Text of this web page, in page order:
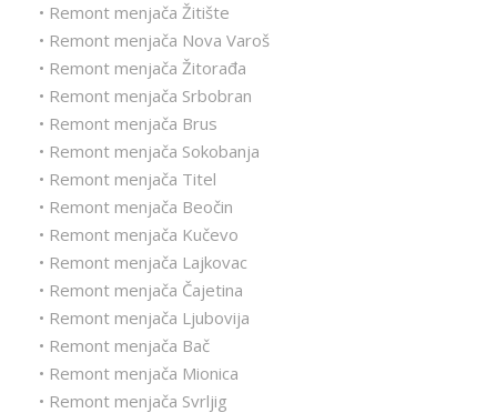
• Remont menjača Žitište
• Remont menjača Nova Varoš
• Remont menjača Žitorađa
• Remont menjača Srbobran
• Remont menjača Brus
• Remont menjača Sokobanja
• Remont menjača Titel
• Remont menjača Beočin
• Remont menjača Kučevo
• Remont menjača Lajkovac
• Remont menjača Čajetina
• Remont menjača Ljubovija
• Remont menjača Bač
• Remont menjača Mionica
• Remont menjača Svrljig